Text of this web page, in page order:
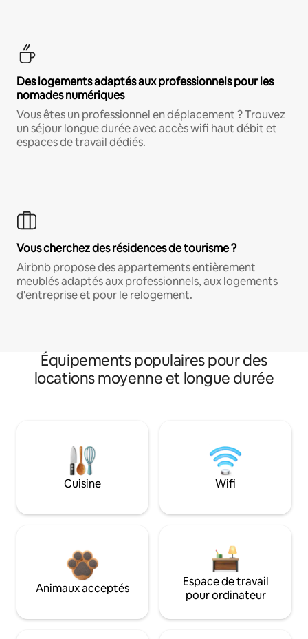
Des logements adaptés aux professionnels pour les
nomades numériques
Vous êtes un professionnel en déplacement ? Trouvez
un séjour longue durée avec accès wifi haut débit et
espaces de travail dédiés.
Vous cherchez des résidences de tourisme ?
Airbnb propose des appartements entièrement
meublés adaptés aux professionnels, aux logements
d'entreprise et pour le relogement.
Équipements populaires pour des
locations moyenne et longue durée
Cuisine Wifi
Animaux acceptés
Espace de travail
pour ordinateur